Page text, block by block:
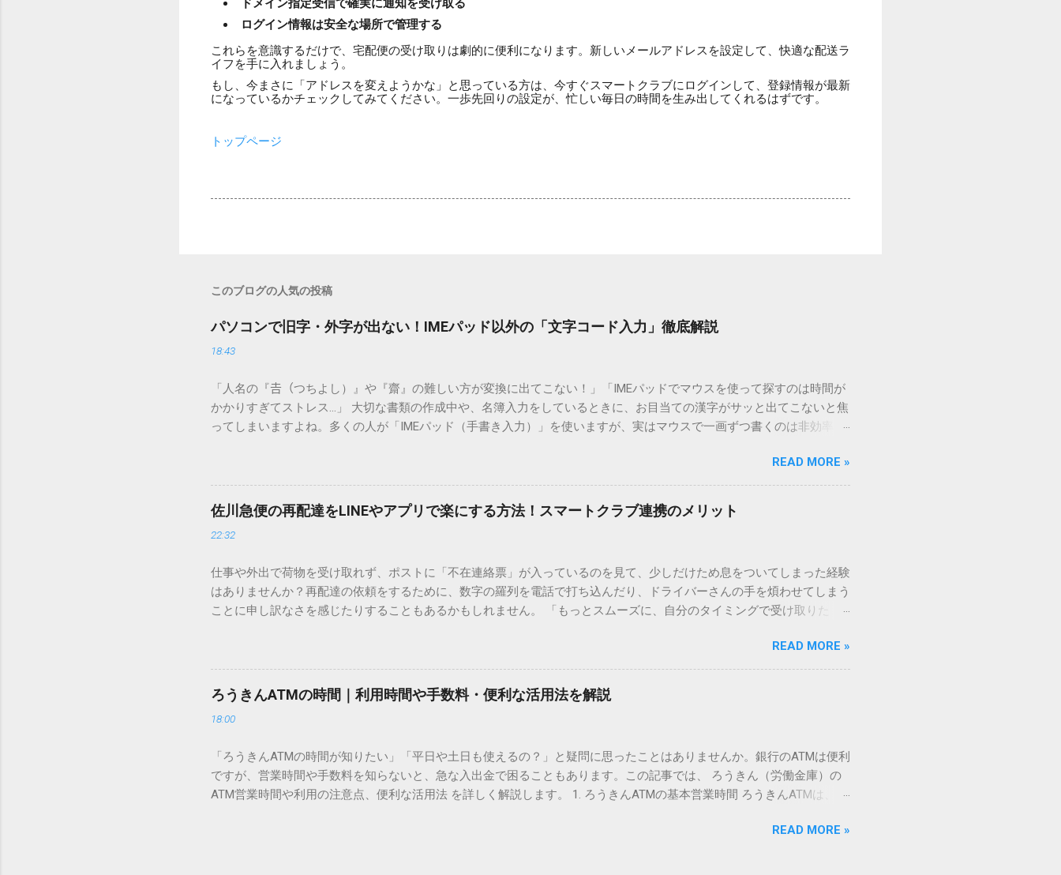
ログイン情報は安全な場所で管理する
これらを意識するだけで、宅配便の受け取りは劇的に便利になります。新しいメールアドレスを設定して、快適な配送ラ
イフを手に入れましょう。
もし、今まさに「アドレスを変えようかな」と思っている方は、今すぐスマートクラブにログインして、登録情報が最新
になっているかチェックしてみてください。一歩先回りの設定が、忙しい毎日の時間を生み出してくれるはずです。
トップページ
このブログの人気の投稿
パソコンで旧字・外字が出ない！IMEパッド以外の「文字コード入力」徹底解説
18:43
「人名の『𠮷（つちよし）』や『齋』の難しい方が変換に出てこない！」「IMEパッドでマウスを使って探すのは時間が
かかりすぎてストレス…」 大切な書類の作成中や、名簿入力をしているときに、お目当ての漢字がサッと出てこないと焦
ってしまいますよね。多くの人が「IMEパッド（手書き入力）」を使いますが、実はマウスで一画ずつ書くのは非効率で
ードを打ち込むだけで一瞬で旧字や外字、特殊記号を呼び出す「文字コード入力」のテクニックを詳しく解説します。
この方法をマスターすれば、もう難しい漢字の入力で手を止める必要はありません。 1. なぜ「変換」しても旧字・外字
が出てこないのか？ そもそも、なぜ普通の変換で出てこない漢字があるのでしょうか。その理由は、パソコンが文字を
認識する仕組みにあります。 日本のパソコンで一般的に使われる漢字は、JIS規格（日本産業規格）によって「第1水
準」「第2水準」といった形で整理されています。しかし、人名や地名に使われる非常に古い漢字（旧字）や、特定の組
「Unicode（ユニコード）」や「JISコード」といった 文字コード です。パソコン上のすべての文字には、いわば「住
所」のような番号が割り振られています。変換候補に出ない文字でも、この住所（コード）を直接指定すれば、確実に呼
び出すことができるのです。 2. Windows標準機能！文字コードで漢字を出す「16進数入力」 最も汎用性が高く、特別な
できます。 具体的な手順（Unicode入力） 入力したい文字の「Unicode（例：20BB7）」を把握する。 入力モードを「半
角」にする（※重要）。 **「20BB7」**と入力する。 直後にキーボードの**[Alt]キーを押しながら[X]キー**を押す。 入
力した数字が、一瞬で対応する漢字（例：𠮷）に変換されます。 注記： この方法は、特にMicrosoft Wordで非常に強力
READ MORE »
佐川急便の再配達をLINEやアプリで楽にする方法！スマートクラブ連携のメリット
22:32
仕事や外出で荷物を受け取れず、ポストに「不在連絡票」が入っているのを見て、少しだけため息をついてしまった経験
はありませんか？再配達の依頼をするために、数字の羅列を電話で打ち込んだり、ドライバーさんの手を煩わせてしまう
ことに申し訳なさを感じたりすることもあるかもしれません。 「もっとスムーズに、自分のタイミングで受け取りた
ビス「スマートクラブ」と、LINEや公式アプリの連携です。これらを活用するだけで、再配達のストレスは驚くほど軽く
なります。この記事では、忙しい毎日をサポートする便利な受け取り術と、連携による具体的なメリットを徹底解説しま
す。 佐川急便の再配達が劇的に変わる「スマートクラブ」とは？ まず押さえておきたいのが、佐川急便の個人向け無料
会員サービス「スマートクラブ」です。これは、荷物の配送状況をリアルタイムで管理するための基盤となるサービスで
す。 以前はウェブサイトを開いてログインする手間がありましたが、現在はLINEやアプリと紐付けることで、その利便
じめ配達時間を変更するといった先回りの対応が可能になります。 LINE連携で「不在連絡票」とおさらばできる理由 日
本国内で最も利用されているコミュニケーションアプリ「LINE」を佐川急便と連携させると、荷物の受け取り体験が一変
します。 1. トーク画面からワンタップで依頼 不在連絡票に記載されたQRコードを読み取る手間すら、過去のものになり
接届きます。そのまま画面上のボタンをタップするだけで、希望の日時や場所を指定して再配達を依頼できます。 2. 24
READ MORE »
ろうきんATMの時間｜利用時間や手数料・便利な活用法を解説
18:00
「ろうきんATMの時間が知りたい」「平日や土日も使えるの？」と疑問に思ったことはありませんか。銀行のATMは便利
ですが、営業時間や手数料を知らないと、急な入出金で困ることもあります。この記事では、 ろうきん（労働金庫）の
ATM営業時間や利用の注意点、便利な活用法 を詳しく解説します。 1. ろうきんATMの基本営業時間 ろうきんATMは、利
日：休止（※一部店舗では土曜日のみ利用可能） 店舗内ATMは、銀行窓口と同じ営業時間で利用でき、 窓口での対応も
READ MORE »